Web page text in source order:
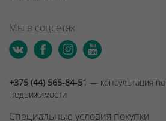
Мы в соцсетях
+375 (44) 565-84-51 — консультация по
недвижимости
Специальные условия покупки